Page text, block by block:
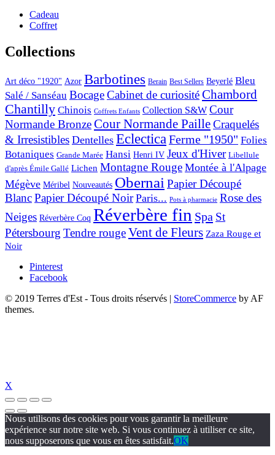
Cadeau
Coffret
Collections
Art déco "1920" Azor Barbotines Berain Best Sellers Beyerlé Bleu
Salé / Sanséau BocageCabinet de curiositéChambord
Chantilly Chinois Coffrets Enfants Collection S&W Cour
Normande BronzeCour Normande PailleCraquelés
& Irresistibles Dentelles EclecticaFerme "1950" Folies
Botaniques Grande Marée Hansi Henri IV Jeux d'Hiver Libellule
d'après Émile Gallé Lichen Montagne Rouge Montée à l'Alpage
Mégève Méribel Nouveautés ObernaiPapier Découpé
BlancPapier Découpé Noir Paris... Pots à pharmacie Rose des
Neiges Réverbère Coq Réverbère fin Spa St
Pétersbourg Tendre rougeVent de Fleurs Zaza Rouge et
Noir
Pinterest
Facebook
© 2019 Terres d'Est - Tous droits réservés
StoreCommerce by AF
themes.
X
Nous utilisons des cookies pour vous garantir la meilleure
expérience sur notre site web. Si vous continuez à utiliser ce site,
nous supposerons que vous en êtes satisfait.OK